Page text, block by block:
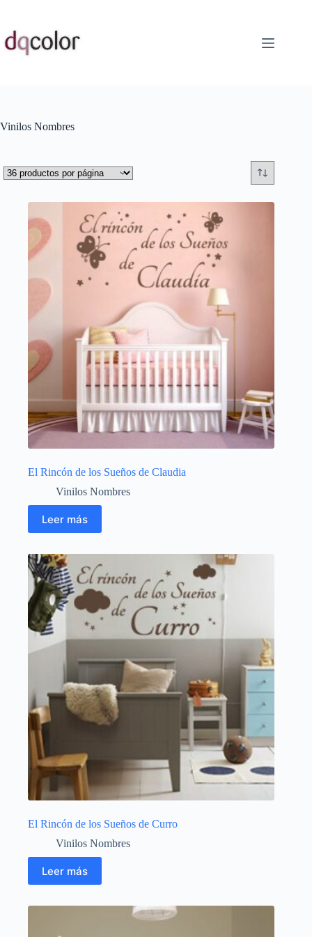
contenido
Vinilos Nombres
El Rincón de los Sueños de Claudia
Vinilos Nombres
Leer más
El Rincón de los Sueños de Curro
Vinilos Nombres
Leer más